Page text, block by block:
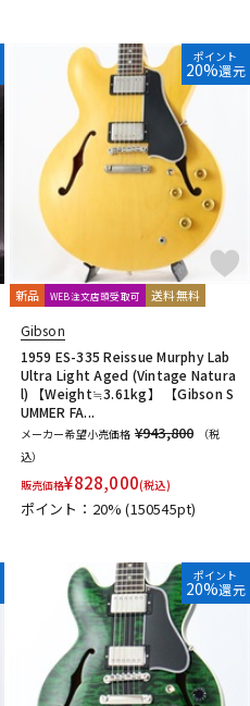
ポイント
20%還元
新品 WEB注文店頭受取可 送料無料
Gibson
1959 ES-335 Reissue Murphy Lab
Ultra Light Aged (Vintage Natura
l) 【Weight≒3.61kg】 【Gibson S
UMMER FA...
メーカー希望小売価格 ¥943,800
（税
込）
販売価格¥828,000(税込)
ポイント：20%(150545pt)
ポイント
20%還元